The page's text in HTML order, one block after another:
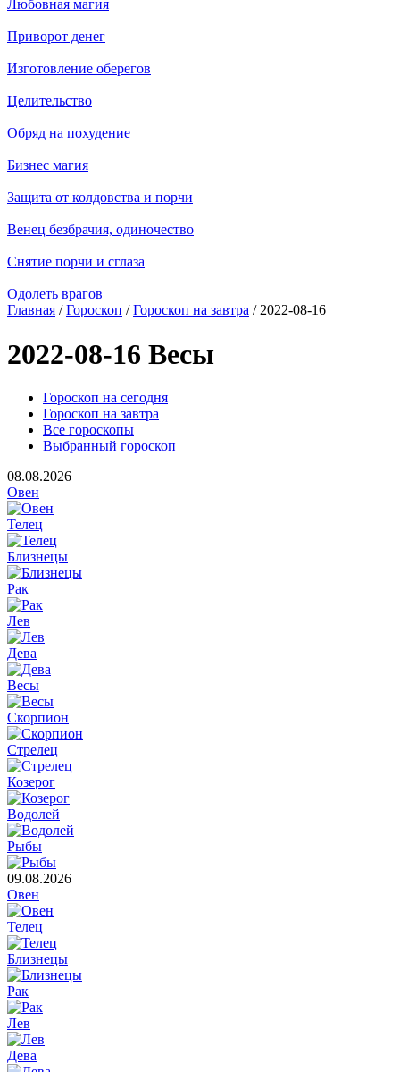
Любовная магия
Приворот денег
Изготовление оберегов
Целительство
Обряд на похудение
Бизнес магия
Защита от колдовства и порчи
Венец безбрачия, одиночество
Снятие порчи и сглаза
Одолеть врагов
Главная /Гороскоп /Гороскоп на завтра / 2022-08-16
2022-08-16 Весы
Гороскоп на сегодня
Гороскоп на завтра
Все гороскопы
Выбранный гороскоп
08.08.2026
Овен
Телец
Близнецы
Рак
Лев
Дева
Весы
Скорпион
Стрелец
Козерог
Водолей
Рыбы
09.08.2026
Овен
Телец
Близнецы
Рак
Лев
Дева